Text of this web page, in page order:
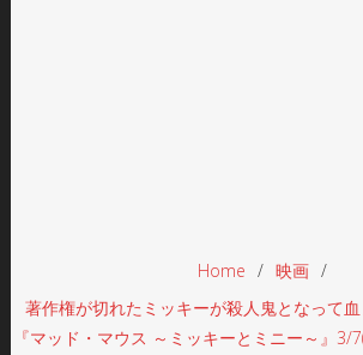
Home
映画
著作権が切れたミッキーが殺人鬼となって血
『マッド・マウス ～ミッキーとミニー～』3/